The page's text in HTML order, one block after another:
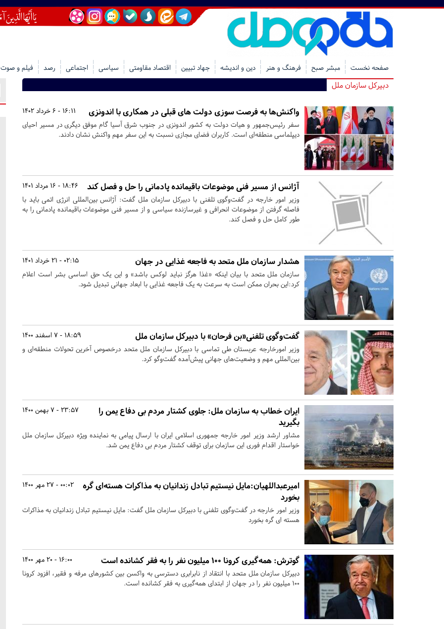
صفحه نخست مبشر صبح فرهنگ و هنر دین و اندیشه جهاد تبیین اقتصاد مقاومتی سیاسی اجتماعی رصد فیلم و صوت
دبیرکل سازمان ملل
16:11 - 6 خرداد 1402 واکنش‌ها به فرصت سوزی دولت‌ های قبلی در همکاری با اندونزی
سفر رئیس‌جمهور و هیات دولت به کشور اندونزی در جنوب شرق آسیا گام موفق دیگری در مسیر احیای
دیپلماسی منطقه‌ای است. کاربران فضای مجازی نسبت به این سفر مهم واکنش نشان دادند.
18:46 - 16 مرداد 1401 آژانس از مسیر فنی موضوعات باقیمانده پادمانی را حل و فصل کند
وزیر امور خارجه در گفت‌وگوی تلفنی با دبیرکل سازمان ملل گفت: آژانس بین‌المللی انرژی اتمی باید با
فاصله گرفتن از موضوعات انحرافی و غیرسازنده سیاسی و از مسیر فنی موضوعات باقیمانده پادمانی را به
طور کامل حل و فصل کند.
02:15 - 21 خرداد 1401 هشدار سازمان ملل متحد به فاجعه غذایی در جهان
سازمان ملل متحد با بیان اینکه «غذا هرگز نباید لوکس باشد» و این یک حق اساسی بشر است اعلام
کرد:‌این بحران ممکن است به سرعت به یک فاجعه غذایی با ابعاد جهانی تبدیل شود.
18:59 - 7 اسفند 1400 گفت‌وگوی تلفنی«بن فرحان» با دبیرکل سازمان ملل
وزیر امورخارجه عربستان طی تماسی با دبیرکل سازمان ملل متحد درخصوص آخرین تحولات منطقه‌ای و
بین‌المللی مهم و وضعیت‌های جهانی پیش‌آمده گفت‌وگو کرد.
23:57 - 7 بهمن 1400
ایران خطاب به سازمان ملل: جلوی کشتار مردم بی دفاع یمن را
بگیرید
مشاور ارشد وزیر امور خارجه جمهوری اسلامی ایران با ارسال پیامی به نماینده ویژه دبیرکل سازمان ملل
خواستار اقدام فوری این سازمان برای توقف کشتار مردم بی دفاع یمن شد.
00:02 - 27 مهر 1400
امیرعبداللهیان:مایل نیستیم تبادل زندانیان به مذاکرات هسته‌ای گره
بخورد
وزیر امور خارجه در گفت‌وگوی تلفنی با دبیرکل سازمان ملل گفت: مایل نیستیم تبادل زندانیان به مذاکرات
هسته ای گره بخورد
16:00 - 20 مهر 1400 گوترش: همه‌گیری کرونا ۱۰۰ میلیون نفر را به فقر کشانده است
دبیرکل سازمان ملل متحد با انتقاد از نابرابری دسترسی به واکسن بین کشورهای مرفه و فقیر، افزود کرونا
۱۰۰ میلیون نفر را در جهان از ابتدای همه‌گیری به فقر کشانده است.